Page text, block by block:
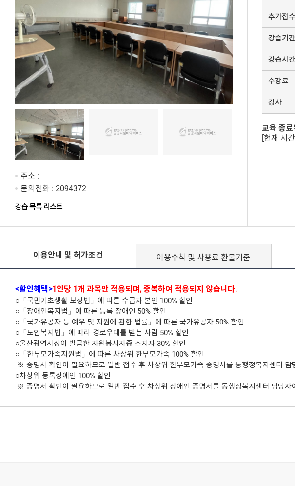
주소 :
문의전화 :2094372
강습 목록 리스트
추가접
강습기간
강습시간
수강료
강사
교육 종
[현재 시
이용안내 및 허가조건 이용수칙 및 사용료 환불기준
<할인혜택>1인당 1개 과목만 적용되며, 중복하여 적용되지 않습니다.
○「국민기초생활 보장법」에 따른 수급자 본인 100% 할인
○「장애인복지법」에 따른 등록 장애인 50% 할인
○「국가유공자 등 예우 및 지원에 관한 법률」에 따른 국가유공자 50% 할인
○「노인복지법」에 따라 경로우대를 받는 사람 50% 할인
○울산광역시장이 발급한 자원봉사자증 소지자 30% 할인
○「한부모가족지원법」에 따른 차상위 한부모가족 100% 할인
※ 증명서 확인이 필요하므로 일반 접수 후 차상위 한부모가족 증명서를 동행정복지센터 담
○차상위 등록장애인 100% 할인
※ 증명서 확인이 필요하므로 일반 접수 후 차상위 장애인 증명서를 동행정복지센터 담당자